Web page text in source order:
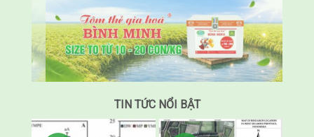
TIN TỨC NỔI BẬT